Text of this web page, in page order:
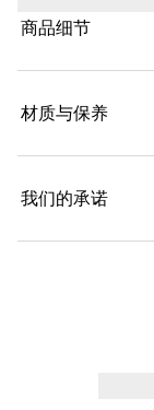
商品细节
材质与保养
我们的承诺